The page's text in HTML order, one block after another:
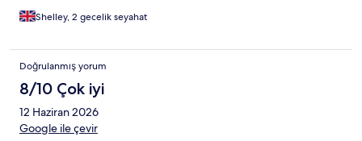
Shelley, 2 gecelik seyahat
Doğrulanmış yorum
8/10 Çok iyi
12 Haziran 2026
Google ile çevir